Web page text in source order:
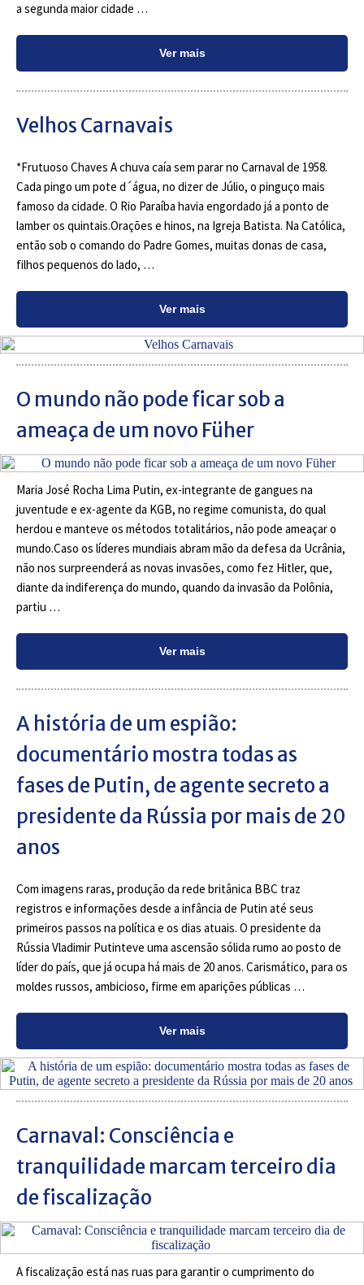
a segunda maior cidade …
Ver mais
Velhos Carnavais
*Frutuoso Chaves A chuva caía sem parar no Carnaval de 1958.
Cada pingo um pote d´água, no dizer de Júlio, o pinguço mais
famoso da cidade. O Rio Paraíba havia engordado já a ponto de
lamber os quintais.Orações e hinos, na Igreja Batista. Na Católica,
então sob o comando do Padre Gomes, muitas donas de casa,
filhos pequenos do lado, …
Ver mais
O mundo não pode ficar sob a
ameaça de um novo Füher
Maria José Rocha Lima Putin, ex-integrante de gangues na
juventude e ex-agente da KGB, no regime comunista, do qual
herdou e manteve os métodos totalitários, não pode ameaçar o
mundo.Caso os líderes mundiais abram mão da defesa da Ucrânia,
não nos surpreenderá as novas invasões, como fez Hitler, que,
diante da indiferença do mundo, quando da invasão da Polônia,
partiu …
Ver mais
A história de um espião:
documentário mostra todas as
fases de Putin, de agente secreto a
presidente da Rússia por mais de 20
anos
Com imagens raras, produção da rede britânica BBC traz
registros e informações desde a infância de Putin até seus
primeiros passos na política e os dias atuais. O presidente da
Rússia Vladimir Putinteve uma ascensão sólida rumo ao posto de
líder do país, que já ocupa há mais de 20 anos. Carismático, para os
moldes russos, ambicioso, firme em aparições públicas …
Ver mais
Carnaval: Consciência e
tranquilidade marcam terceiro dia
de fiscalização
A fiscalização está nas ruas para garantir o cumprimento do